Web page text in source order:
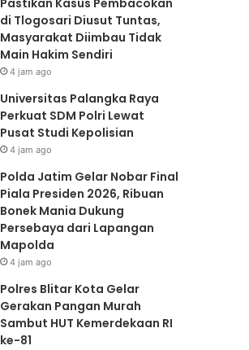
Pastikan Kasus Pembacokan
di Tlogosari Diusut Tuntas,
Masyarakat Diimbau Tidak
Main Hakim Sendiri
4 jam ago
Universitas Palangka Raya
Perkuat SDM Polri Lewat
Pusat Studi Kepolisian
4 jam ago
Polda Jatim Gelar Nobar Final
Piala Presiden 2026, Ribuan
Bonek Mania Dukung
Persebaya dari Lapangan
Mapolda
4 jam ago
Polres Blitar Kota Gelar
Gerakan Pangan Murah
Sambut HUT Kemerdekaan RI
ke-81